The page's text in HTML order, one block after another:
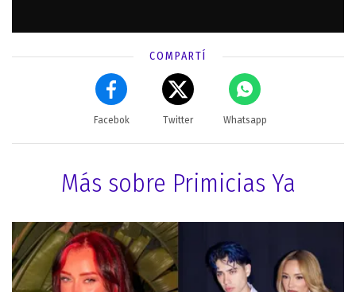
COMPARTÍ
Facebok Twitter Whatsapp
Más sobre Primicias Ya